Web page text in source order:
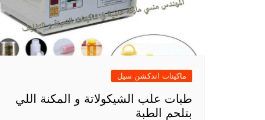
ماكينات اندكشن سيل
طبات علب الشيكولاتة و المكنة اللي
بتلحم الطبة